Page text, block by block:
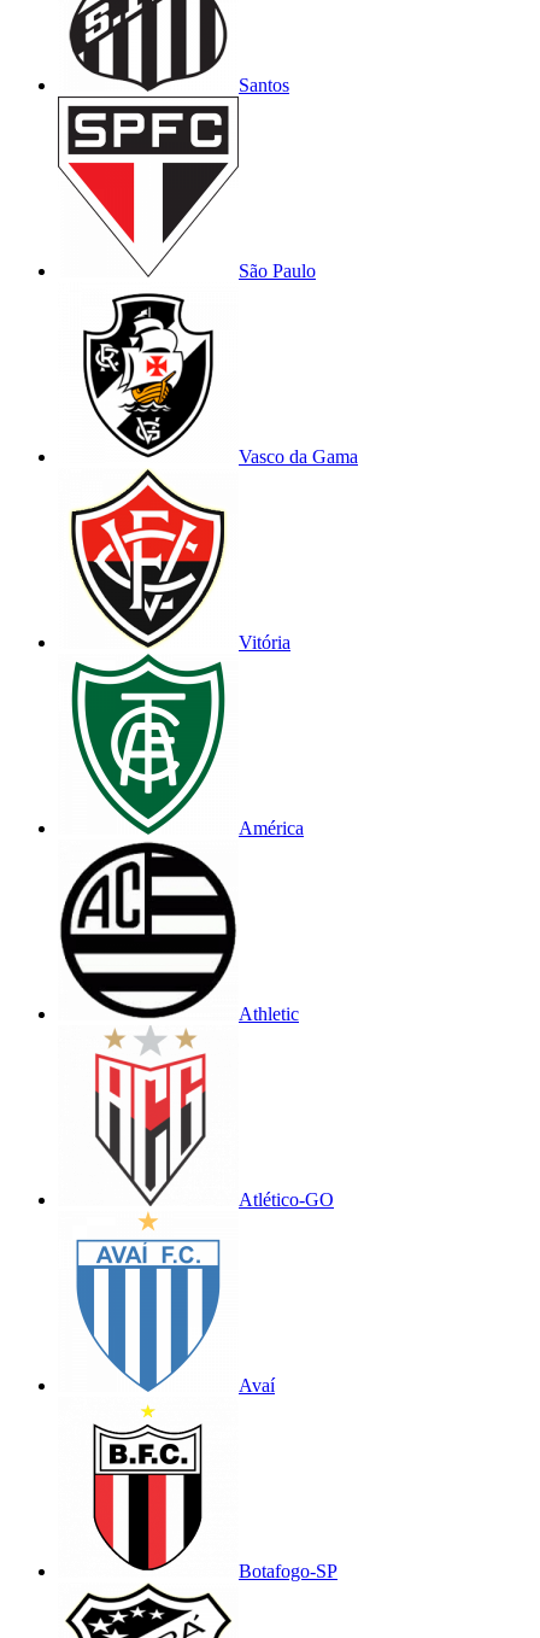
Santos
São Paulo
Vasco da Gama
Vitória
América
Athletic
Atlético-GO
Avaí
Botafogo-SP